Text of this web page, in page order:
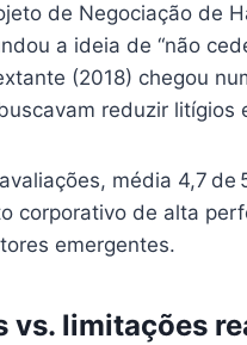
de Negociação de
a ideia de “não
(2018) chegou
reduzir
média 4,7
corporativo de alta
emergentes.
vs. limitações